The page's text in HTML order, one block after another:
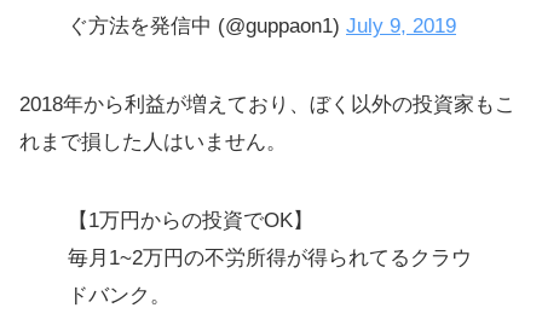
ぐ方法を発信中 (@guppaon1) July 9, 2019
2018年から利益が増えており、ぼく以外の投資家もこ
れまで損した人はいません。
【1万円からの投資でOK】
毎月1~2万円の不労所得が得られてるクラウ
ドバンク。